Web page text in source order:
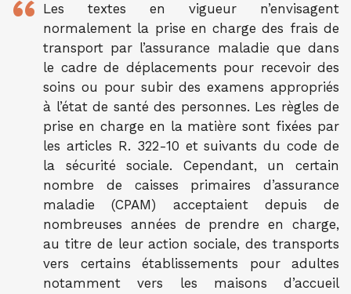
Les textes en vigueur n’envisagent
normalement la prise en charge des frais de
transport par l’assurance maladie que dans
le cadre de déplacements pour recevoir des
soins ou pour subir des examens appropriés
à l’état de santé des personnes. Les règles de
prise en charge en la matière sont fixées par
les articles R. 322-10 et suivants du code de
la sécurité sociale. Cependant, un certain
nombre de caisses primaires d’assurance
maladie (CPAM) acceptaient depuis de
nombreuses années de prendre en charge,
au titre de leur action sociale, des transports
vers certains établissements pour adultes
notamment vers les maisons d’accueil